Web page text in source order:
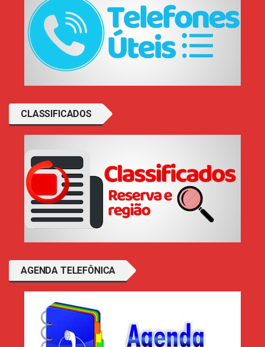
CLASSIFICADOS
AGENDA TELEFÔNICA